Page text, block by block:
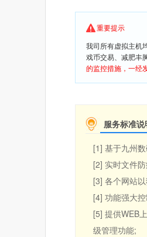
重要提示
我司所有虚拟主机
戏币交易、减肥丰
的监控措施，一经
服务标准说
[1] 基于九州
[2] 实时文件
[3] 各个网站
[4] 功能强大
[5] 提供WEB
级管理功能;